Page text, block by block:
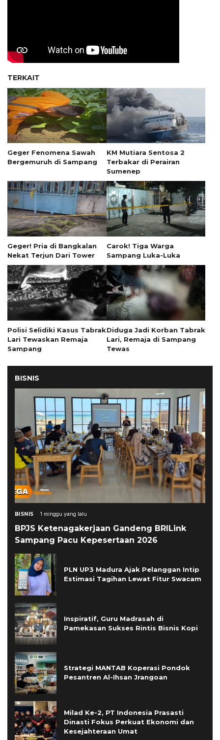
TERKAIT
Geger Fenomena Sawah
Bergemuruh di Sampang
KM Mutiara Sentosa 2
Terbakar di Perairan
Sumenep
Geger! Pria di Bangkalan
Nekat Terjun Dari Tower
Carok! Tiga Warga
Sampang Luka-Luka
Polisi Selidiki Kasus Tabrak
Lari Tewaskan Remaja
Sampang
Diduga Jadi Korban Tabrak
Lari, Remaja di Sampang
Tewas
BISNIS
BISNIS 1 minggu yang lalu
BPJS Ketenagakerjaan Gandeng BRILink
Sampang Pacu Kepesertaan 2026
PLN UP3 Madura Ajak Pelanggan Intip
Estimasi Tagihan Lewat Fitur Swacam
Inspiratif, Guru Madrasah di
Pamekasan Sukses Rintis Bisnis Kopi
Strategi MANTAB Koperasi Pondok
Pesantren Al-Ihsan Jrangoan
Milad Ke-2, PT Indonesia Prasasti
Dinasti Fokus Perkuat Ekonomi dan
Kesejahteraan Umat